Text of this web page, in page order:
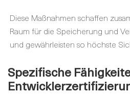
Diese Maßnahmen schaffen
Raum für die Speicherung und
und gewährleisten so höchste
Spezifische